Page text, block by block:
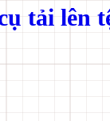
tải lên